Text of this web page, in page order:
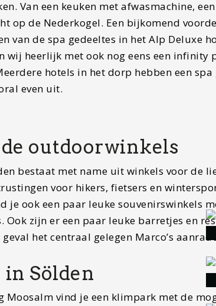
Van een keuken met afwasmachine,
op de Nederkogel. Een bijkomend
van de spa gedeeltes in het Alp Deluxe
wij heerlijk met ook nog eens een infinity
hotels in het dorp hebben een
even uit.
outdoorwinkels
bestaat met name uit winkels voor de
voor hikers, fietsers en
je ook een paar leuke souvenirswinkels
zijn er een paar leuke barretjes en
het centraal gelegen Marco’s
Sölden
Moosalm vind je een klimpark met de